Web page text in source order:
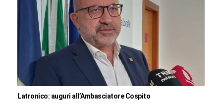
Latronico: auguri all’Ambasciatore Cospito